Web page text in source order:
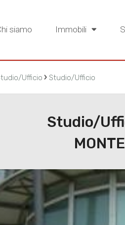
siamo Immobili
Ufficio › Studio/Ufficio
Studio/